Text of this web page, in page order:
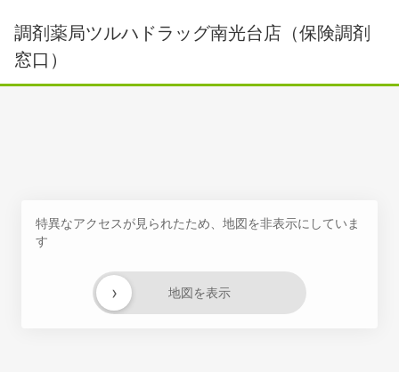
調剤薬局ツルハドラッグ南光台店（保険調剤
窓口）
特異なアクセスが見られたため、地図を非表示にしていま
す
地図を表示
›